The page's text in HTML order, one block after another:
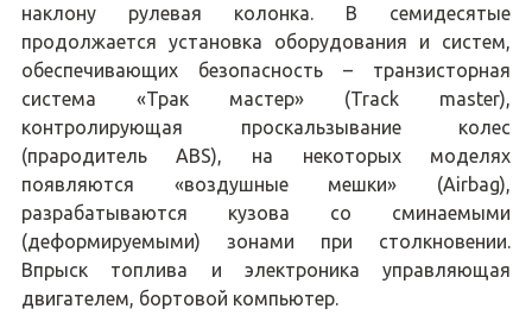
наклону рулевая колонка. В семидесятые
продолжается установка оборудования и систем,
обеспечивающих безопасность – транзисторная
система «Трак мастер» (Track master),
контролирующая проскальзывание колес
(прародитель ABS), на некоторых моделях
появляются «воздушные мешки» (Airbag),
разрабатываются кузова со сминаемыми
(деформируемыми) зонами при столкновении.
Впрыск топлива и электроника управляющая
двигателем, бортовой компьютер.